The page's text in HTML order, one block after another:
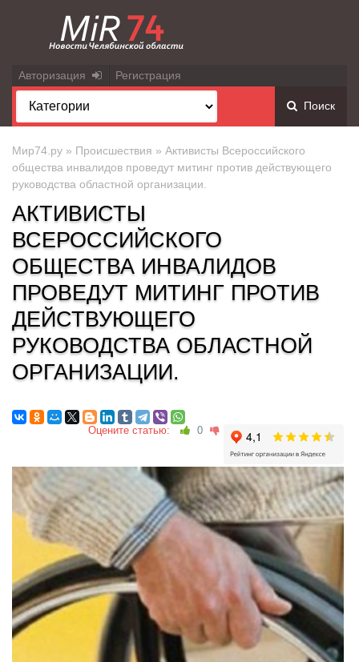
Авторизация Регистрация
Поиск
Мир74.ру » Происшествия » Активисты Всероссийского
общества инвалидов проведут митинг против действующего
руководства областной организации.
АКТИВИСТЫ
ВСЕРОССИЙСКОГО
ОБЩЕСТВА ИНВАЛИДОВ
ПРОВЕДУТ МИТИНГ ПРОТИВ
ДЕЙСТВУЮЩЕГО
РУКОВОДСТВА ОБЛАСТНОЙ
ОРГАНИЗАЦИИ.
Оцените статью: 0